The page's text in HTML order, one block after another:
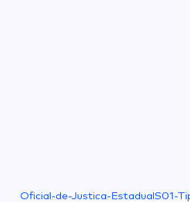
Oficial-de-Justica-EstadualS01-